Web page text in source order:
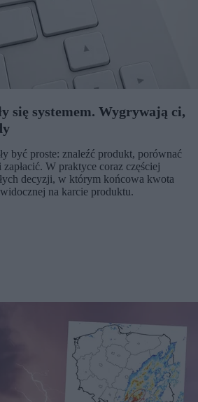
się systemem. Wygrywają ci,
być proste: znaleźć produkt, porównać
W praktyce coraz częściej
decyzji, w którym końcowa kwota
na karcie produktu.